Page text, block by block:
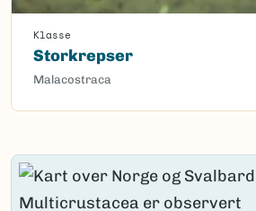
Klasse
Storkrepser
Malacostraca